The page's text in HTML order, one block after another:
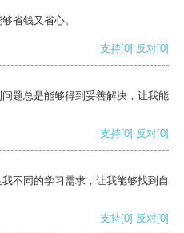
省钱又省心。
支持[0] 反对[0]
题总是能够得到妥善解决，让我能
支持[0] 反对[0]
不同的学习需求，让我能够找到自
支持[0] 反对[0]